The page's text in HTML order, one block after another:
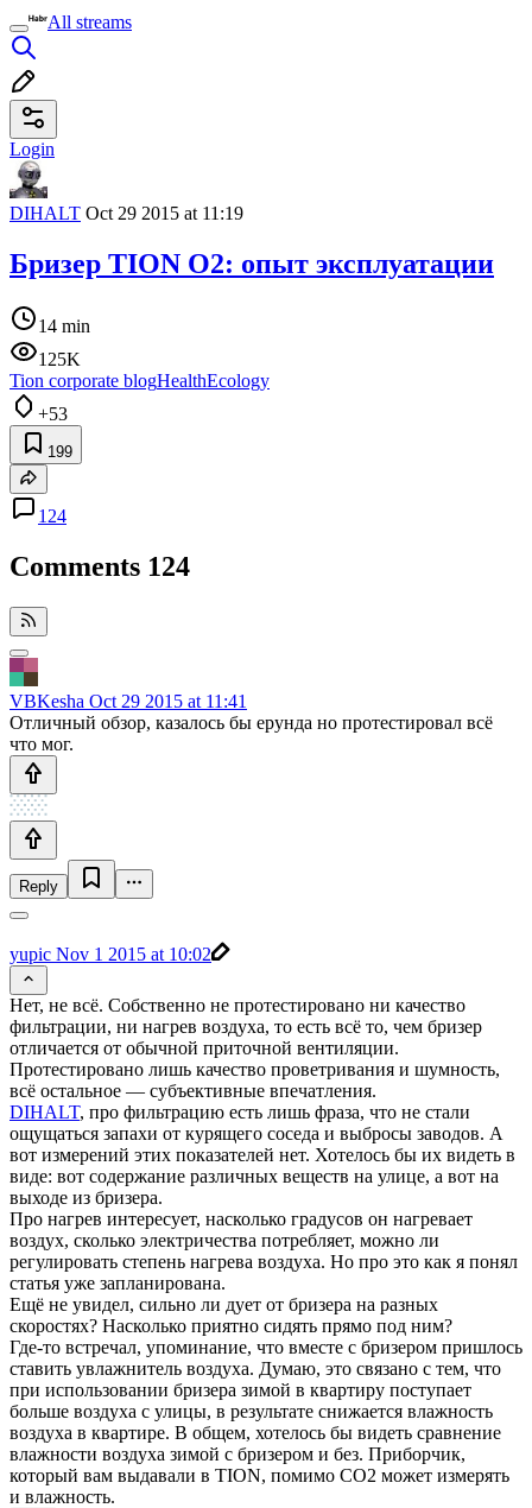
All streams
Login
DIHALT Oct 29 2015 at 11:19
Бризер TION O2: опыт эксплуатации
14 min
125K
Tion corporate blogHealthEcology
+53
199
124
Comments 124
VBKesha Oct 29 2015 at 11:41
Отличный обзор, казалось бы ерунда но протестировал всё
что мог.
Reply
yupic Nov 1 2015 at 10:02
Нет, не всё. Собственно не протестировано ни качество
фильтрации, ни нагрев воздуха, то есть всё то, чем бризер
отличается от обычной приточной вентиляции.
Протестировано лишь качество проветривания и шумность,
всё остальное — субъективные впечатления.
DIHALT, про фильтрацию есть лишь фраза, что не стали
ощущаться запахи от курящего соседа и выбросы заводов. А
вот измерений этих показателей нет. Хотелось бы их видеть в
виде: вот содержание различных веществ на улице, а вот на
выходе из бризера.
Про нагрев интересует, насколько градусов он нагревает
воздух, сколько электричества потребляет, можно ли
регулировать степень нагрева воздуха. Но про это как я понял
статья уже запланирована.
Ещё не увидел, сильно ли дует от бризера на разных
скоростях? Насколько приятно сидять прямо под ним?
Где-то встречал, упоминание, что вместе с бризером пришлось
ставить увлажнитель воздуха. Думаю, это связано с тем, что
при использовании бризера зимой в квартиру поступает
больше воздуха с улицы, в результате снижается влажность
воздуха в квартире. В общем, хотелось бы видеть сравнение
влажности воздуха зимой с бризером и без. Приборчик,
который вам выдавали в TION, помимо CO2 может измерять
и влажность.